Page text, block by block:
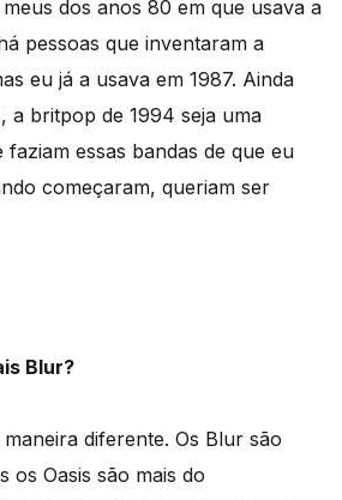
dos anos 80 em que usava a
pessoas que inventaram a
eu já a usava em 1987. Ainda
a britpop de 1994 seja uma
essas bandas de que eu
começaram, queriam ser
Blur?
diferente. Os Blur são
os Oasis são mais do